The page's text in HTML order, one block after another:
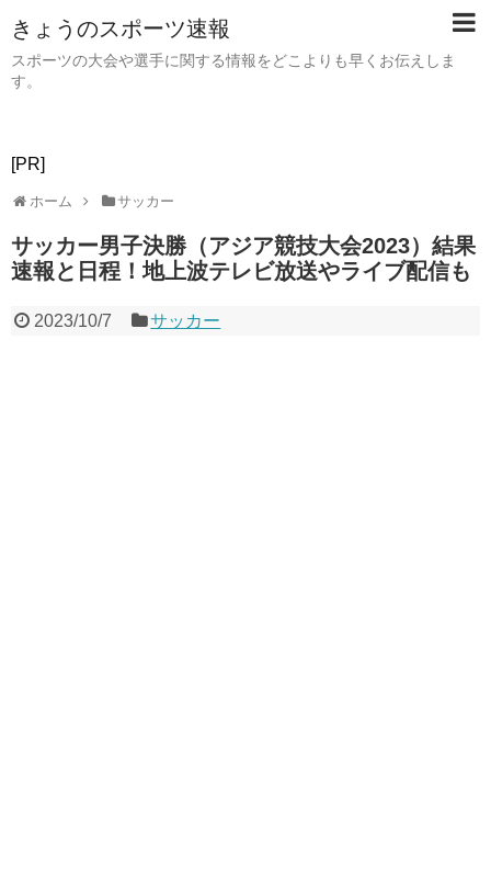
きょうのスポーツ速報
スポーツの大会や選手に関する情報をどこよりも早くお伝えしま
す。
[PR]
ホーム サッカー
サッカー男子決勝（アジア競技大会2023）結果
速報と日程！地上波テレビ放送やライブ配信も
2023/10/7 サッカー